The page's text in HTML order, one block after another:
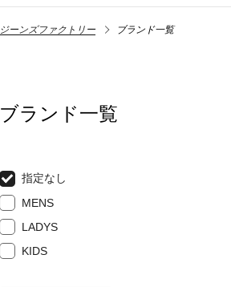
ジーンズファクトリー ブランド一覧
ブランド一覧
指定なし
MENS
LADYS
KIDS